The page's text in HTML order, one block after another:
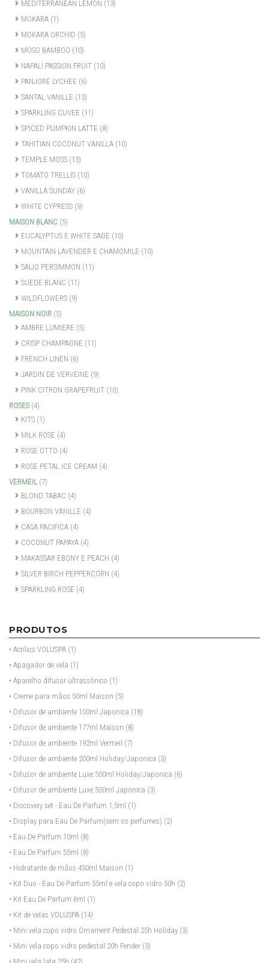
MEDITERRANEAN LEMON (13)
MOKARA (1)
MOKARA ORCHID (5)
MOSO BAMBOO (10)
NAPALI PASSION FRUIT (10)
PANJORE LYCHEE (6)
SANTAL VANILLE (13)
SPARKLING CUVEE (11)
SPICED PUMPKIN LATTE (8)
TAHITIAN COCONUT VANILLA (10)
TEMPLE MOSS (13)
TOMATO TRELLIS (10)
VANILLA SUNDAY (6)
WHITE CYPRESS (9)
MAISON BLANC (5)
EUCALYPTUS E WHITE SAGE (10)
MOUNTAIN LAVENDER E CHAMOMILE (10)
SAIJO PERSIMMON (11)
SUEDE BLANC (11)
WILDFLOWERS (9)
MAISON NOIR (5)
AMBRE LUMIERE (5)
CRISP CHAMPAGNE (11)
FRENCH LINEN (6)
JARDIN DE VERVEINE (9)
PINK CITRON GRAPEFRUIT (10)
ROSES(4)
KITS (1)
MILK ROSE (4)
ROSE OTTO (4)
ROSE PETAL ICE CREAM (4)
VERMEIL(7)
BLOND TABAC (4)
BOURBON VANILLE (4)
CASA PACIFICA (4)
COCONUT PAPAYA (4)
MAKASSAR EBONY E PEACH (4)
SILVER BIRCH PEPPERCORN (4)
SPARKLING ROSE (4)
PRODUTOS
• Acrílico VOLUSPA (1)
• Apagador de vela (1)
• Aparelho difusor ultrassônico (1)
• Creme para mãos 50ml Maison (5)
• Difusor de ambiente 100ml Japonica (18)
• Difusor de ambiente 177ml Maison (8)
• Difusor de ambiente 192ml Vermeil (7)
• Difusor de ambiente 200ml Holiday/Japonica (3)
• Difusor de ambiente Luxe 500ml Holiday/Japonica (6)
• Difusor de ambiente Luxe 500ml Japonica (3)
• Discovery set - Eau De Parfum 1,5ml (1)
• Display para Eau De Parfum(sem os perfumes) (2)
• Eau De Parfum 10ml (8)
• Eau De Parfum 55ml (8)
• Hidratante de mãos 450ml Maison (1)
• Kit Duo - Eau De Parfum 55ml e vela copo vidro 50h (2)
• Kit Eau De Parfum 6ml (1)
• Kit de velas VOLUSPA (14)
• Mini vela copo vidro Ornament Pedestal 25h Holiday (3)
• Mini vela copo vidro pedestal 20h Fender (3)